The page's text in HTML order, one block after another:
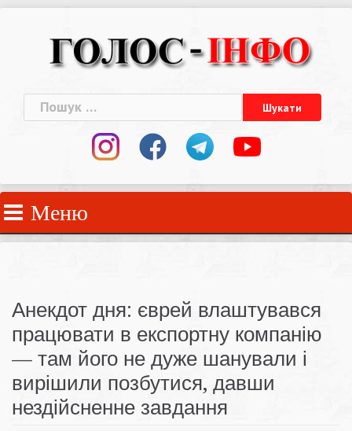
Пошук:
Меню
Анекдот дня: єврей влаштувався
працювати в експортну компанію
— там його не дуже шанували і
вирішили позбутися, давши
нездійсненне завдання